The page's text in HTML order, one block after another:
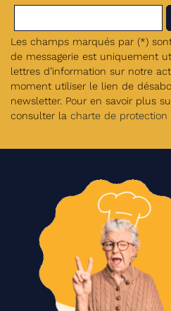
Les champs marqués par (*)
de messagerie est uniquement
lettres d’information sur notre
moment utiliser le lien de
newsletter. Pour en savoir plus
consulter la charte de protection